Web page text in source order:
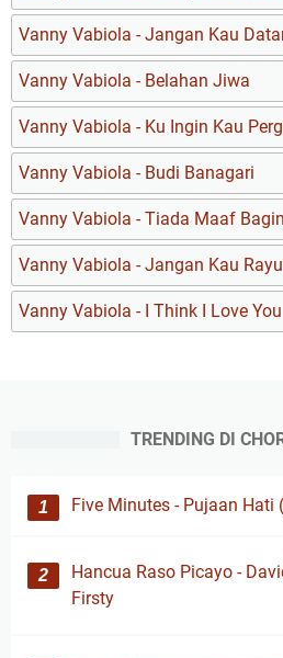
Vanny Vabiola - Jangan Kau
Vanny Vabiola - Belahan Jiwa
Vanny Vabiola - Ku Ingin Kau
Vanny Vabiola - Budi Banagari
Vanny Vabiola - Tiada Maaf
Vanny Vabiola - Jangan Kau Rayu
Vanny Vabiola - I Think I Love You
TRENDING DI
Five Minutes - Pujaan Hati
Hancua Raso Picayo -
Firsty